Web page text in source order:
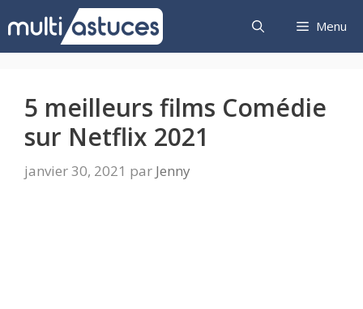
au
contenu
Menu
5 meilleurs films Comédie
sur Netflix 2021
janvier 30, 2021 par Jenny